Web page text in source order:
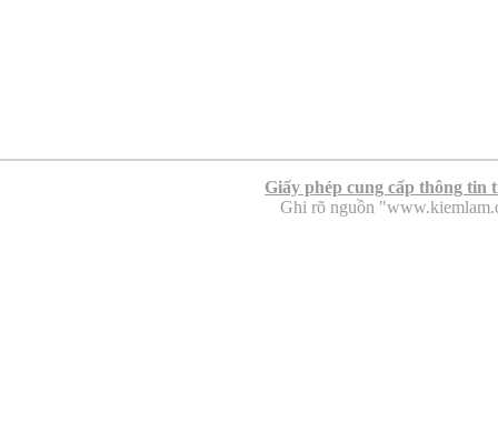
Giấy phép cung cấp thông tin
Ghi rõ nguồn